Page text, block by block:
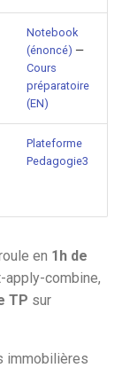
Notebook
(énoncé) —
Cours
préparatoire
(EN)
Plateforme
Pedagogie3
en 1h de
combine,
TP sur
immobilières